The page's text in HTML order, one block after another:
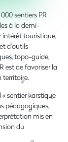
sentiers PR
à la demi-
intérêt touristique,
d’outils
topo-guide,
est de favoriser la
territoire.
sentier karstique
pédagogiques,
mis en
du